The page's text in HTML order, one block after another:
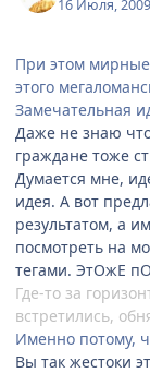
16 Июля, 2009
При этом мирные
этого
Замечательная
Даже не знаю
граждане тоже
Думается мне,
идея. А вот
результатом, а
посмотреть на
тегами. ЭтОжЕ
Где-то за
встретились,
Именно потому,
Вы так жестоки